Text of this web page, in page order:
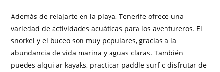
Además de relajarte en la playa, Tenerife ofrece una
variedad de actividades acuáticas para los aventureros. El
snorkel y el buceo son muy populares, gracias a la
abundancia de vida marina y aguas claras. También
puedes alquilar kayaks, practicar paddle surf o disfrutar de